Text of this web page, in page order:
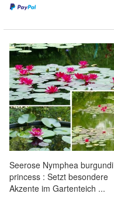
Seerose Nymphea burgundi
princess : Setzt besondere
Akzente im Gartenteich ...